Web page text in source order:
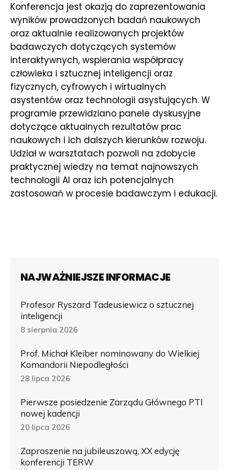
Konferencja jest okazją do zaprezentowania
wyników prowadzonych badań naukowych
oraz aktualnie realizowanych projektów
badawczych dotyczących systemów
interaktywnych, wspierania współpracy
człowieka i sztucznej inteligencji oraz
fizycznych, cyfrowych i wirtualnych
asystentów oraz technologii asystujących. W
programie przewidziano panele dyskusyjne
dotyczące aktualnych rezultatów prac
naukowych i ich dalszych kierunków rozwoju.
Udział w warsztatach pozwoli na zdobycie
praktycznej wiedzy na temat najnowszych
technologii AI oraz ich potencjalnych
zastosowań w procesie badawczym i edukacji.
NAJWAŻNIEJSZE INFORMACJE
Profesor Ryszard Tadeusiewicz o sztucznej
inteligencji
8 sierpnia 2026
Prof. Michał Kleiber nominowany do Wielkiej
Komandorii Niepodległości
28 lipca 2026
Pierwsze posiedzenie Zarządu Głównego PTI
nowej kadencji
20 lipca 2026
Zaproszenie na jubileuszową, XX edycję
konferencji TERW